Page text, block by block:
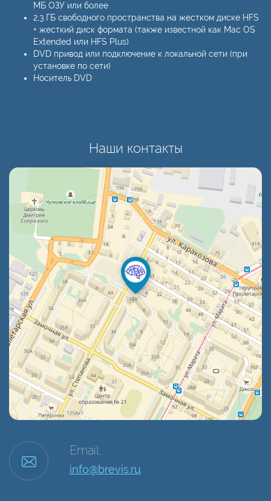
МБ ОЗУ или более
2,3 ГБ свободного пространства на жестком диске HFS
+ жесткий диск формата (также известной как Mac OS
Extended или HFS Plus)
DVD привод или подключение к локальной сети (при
установке по сети)
Носитель DVD
Наши контакты
Email:
info@brevis.ru